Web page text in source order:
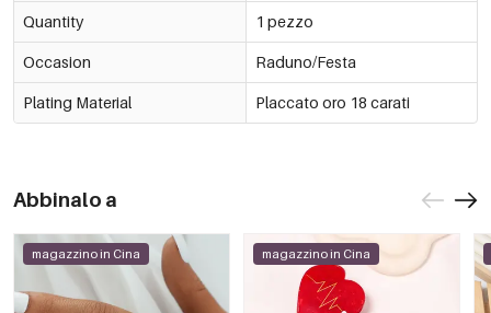
Quantity 1 pezzo
Occasion Raduno/Festa
Plating Material Placcato oro 18 carati
Abbinalo a
magazzino in Cina magazzino in Cina